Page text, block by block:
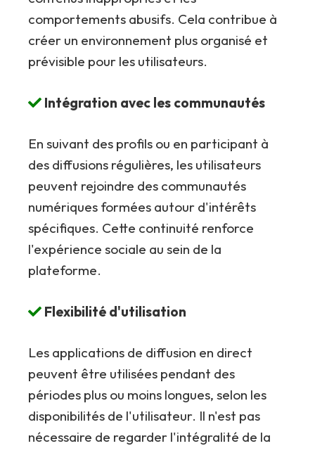
comportements abusifs. Cela contribue à
créer un environnement plus organisé et
prévisible pour les utilisateurs.
Intégration avec les communautés
En suivant des profils ou en participant à
des diffusions régulières, les utilisateurs
peuvent rejoindre des communautés
numériques formées autour d'intérêts
spécifiques. Cette continuité renforce
l'expérience sociale au sein de la
plateforme.
Flexibilité d'utilisation
Les applications de diffusion en direct
peuvent être utilisées pendant des
périodes plus ou moins longues, selon les
disponibilités de l'utilisateur. Il n'est pas
nécessaire de regarder l'intégralité de la